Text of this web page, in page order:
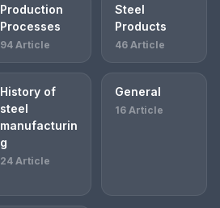
Production
Processes
94 Article
Steel
Products
46 Article
History of
steel
manufacturin
g
24 Article
General
16 Article